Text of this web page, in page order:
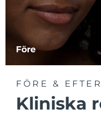
Före
FÖRE & EFTER
Kliniska
Macao SAR
Malaysia
Mexiko